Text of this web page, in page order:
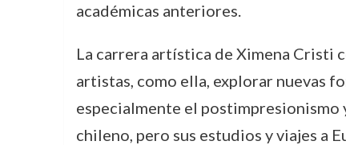
académicas anteriores.
La carrera artística de Ximena Cristi
artistas, como ella, explorar nuevas
especialmente el
chileno, pero sus estudios y viajes a